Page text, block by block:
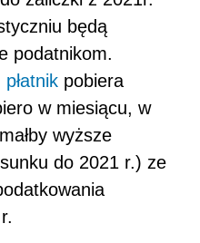
będą
podatnikom.
płatnik pobiera
w miesiącu, w
wyższe
do 2021 r.) ze